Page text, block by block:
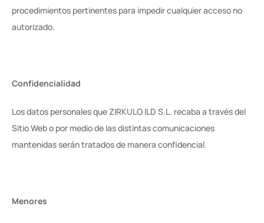
procedimientos pertinentes para impedir cualquier acceso no
autorizado.
Confidencialidad
Los datos personales que ZIRKULO ILD S.L. recaba a través del
Sitio Web o por medio de las distintas comunicaciones
mantenidas serán tratados de manera confidencial.
Menores